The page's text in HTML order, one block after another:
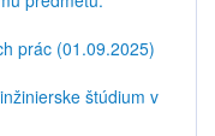
prác (01.09.2025)
štúdium v